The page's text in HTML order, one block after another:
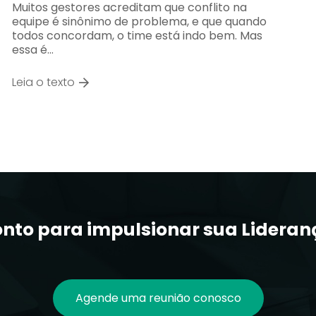
Muitos gestores acreditam que conflito na
equipe é sinônimo de problema, e que quando
todos concordam, o time está indo bem. Mas
essa é…
Leia o texto
para impulsionar sua
Agende uma reunião conosco